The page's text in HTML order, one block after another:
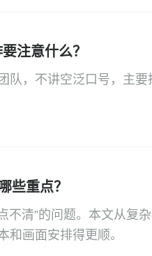
注意什么？
队，不讲空泛口号，主
些重点？
不清”的问题。本文从复
和画面安排得更顺。